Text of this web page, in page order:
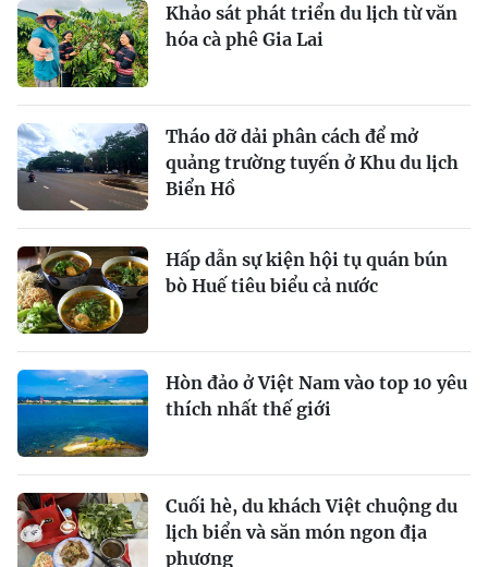
Khảo sát phát triển du lịch từ văn
hóa cà phê Gia Lai
Tháo dỡ dải phân cách để mở
quảng trường tuyến ở Khu du lịch
Biển Hồ
Hấp dẫn sự kiện hội tụ quán bún
bò Huế tiêu biểu cả nước
Hòn đảo ở Việt Nam vào top 10 yêu
thích nhất thế giới
Cuối hè, du khách Việt chuộng du
lịch biển và săn món ngon địa
phương